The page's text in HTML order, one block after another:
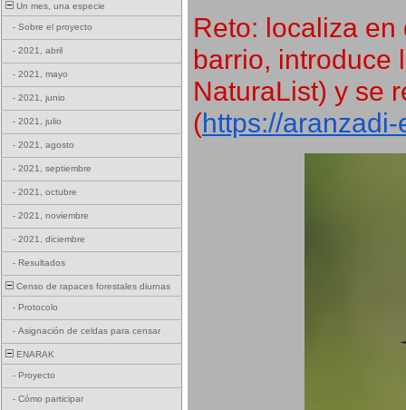
Un mes, una especie
- Sobre el proyecto
- 2021, abril
- 2021, mayo
- 2021, junio
- 2021, julio
- 2021, agosto
- 2021, septiembre
- 2021, octubre
- 2021, noviembre
- 2021, diciembre
- Resultados
Censo de rapaces forestales diurnas
- Protocolo
- Asignación de celdas para censar
ENARAK
- Proyecto
- Cómo participar
Reto: localiza
barrio, introduce
NaturaList) y se
(https://